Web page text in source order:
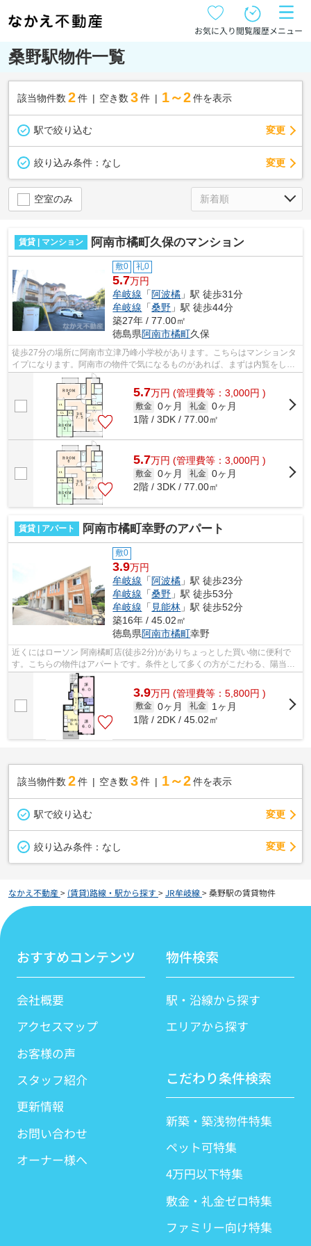
お気に入り閲覧履歴メニュー
桑野駅物件一覧
該当物件数 2件 空き数 3 件 1～2 件を表示
駅で絞り込む 変更
絞り込み条件： なし 変更
空室のみ
賃貸 | マンション 阿南市橘町久保のマンション
敷0 礼0
5.7万円
牟岐線 「 阿波橘 」駅 徒歩31分
牟岐線 「桑野 」駅 徒歩44分
築27年 / 77.00㎡
徳島県阿南市橘町久保
徒歩27分の場所に阿南市立津乃峰小学校があります。こちらはマンションタ
イプになります。阿南市の物件で気になるものがあれば、まずは内覧をして
みませんか。中江不動産では内覧のご...
5.7万円 (管理費等：3,000円 )
敷金 0ヶ月 礼金 0ヶ月
1階 / 3DK / 77.00㎡
5.7万円 (管理費等：3,000円 )
敷金 0ヶ月 礼金 0ヶ月
2階 / 3DK / 77.00㎡
賃貸 | アパート 阿南市橘町幸野のアパート
敷0
3.9万円
牟岐線 「 阿波橘 」駅 徒歩23分
牟岐線 「桑野 」駅 徒歩53分
牟岐線 「 見能林 」駅 徒歩52分
築16年 / 45.02㎡
徳島県阿南市橘町幸野
近くにはローソン 阿南橘町店(徒歩2分)がありちょっとした買い物に便利で
す。こちらの物件はアパートです。条件として多くの方がこだわる、陽当り
も良好な物件です。当社スタッフが地...
3.9万円 (管理費等：5,800円 )
敷金 0ヶ月 礼金
1ヶ月
1階 / 2DK / 45.02㎡
該当物件数 2件 空き数 3 件 1～2 件を表示
駅で絞り込む 変更
絞り込み条件： なし 変更
なかえ不動産> (賃貸)路線・駅から探す>JR牟岐線>桑野駅の賃貸物件
おすすめコンテンツ
会社概要
アクセスマップ
お客様の声
スタッフ紹介
更新情報
お問い合わせ
オーナー様へ
物件検索
駅・沿線から探す
エリアから探す
こだわり条件検索
新築・築浅物件特集
ペット可特集
4万円以下特集
敷金・礼金ゼロ特集
ファミリー向け特集